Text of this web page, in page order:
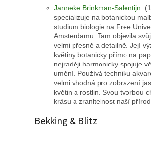
Janneke Brinkman-Salentijn
specializuje na botanickou
studium biologie na Free
Amsterdamu. Tam objevila
velmi přesně a detailně. Její
květiny botanicky přímo na
nejraději harmonicky spojuje
umění. Používá techniku
velmi vhodná pro zobrazení
květin a rostlin. Svou tvorbou
krásu a zranitelnost naší
Bekking & Blitz